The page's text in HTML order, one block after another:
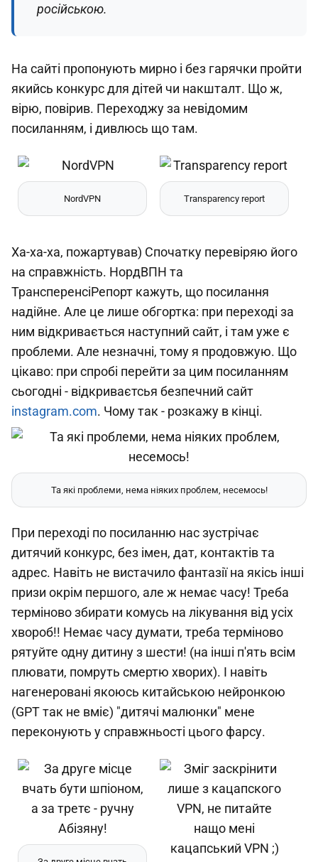
російською.
На сайті пропонують мирно і без гарячки пройти
якийсь конкурс для дітей чи накшталт. Що ж,
вірю, повірив. Переходжу за невідомим
посиланням, і дивлюсь що там.
NordVPN Transparency report
Ха-ха-ха, пожартував) Спочатку перевіряю його
на справжність. НордВПН та
ТрансперенсіРепорт кажуть, що посилання
надійне. Але це лише обгортка: при переході за
ним відкривається наступний сайт, і там уже є
проблеми. Але незначні, тому я продовжую. Що
цікаво: при спробі перейти за цим посиланням
сьогодні - відкриваєтсья безпечний сайт
instagram.com. Чому так - розкажу в кінці.
Та які проблеми, нема ніяких проблем, несемось!
При переході по посиланню нас зустрічає
дитячий конкурс, без імен, дат, контактів та
адрес. Навіть не вистачило фантазії на якісь інші
призи окрім першого, але ж немає часу! Треба
терміново збирати комусь на лікування від усіх
хвороб!! Немає часу думати, треба терміново
рятуйте одну дитину з шести! (на інші п'ять всім
плювати, помруть смертю хворих). І навіть
нагенеровані якоюсь китайською нейронкою
(GPT так не вміє) "дитячі малюнки" мене
переконують у справжньості цього фарсу.